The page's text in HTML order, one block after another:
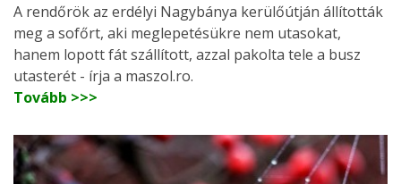
A rendőrök az erdélyi Nagybánya kerülőútján állították
meg a sofőrt, aki meglepetésükre nem utasokat,
hanem lopott fát szállított, azzal pakolta tele a busz
utasterét - írja a maszol.ro.
Tovább >>>